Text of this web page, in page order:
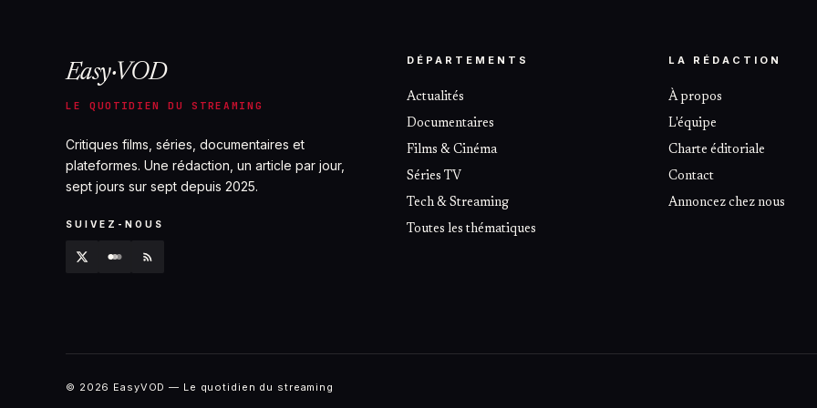
Easy·VOD
LE QUOTIDIEN DU STREAMING
Critiques films, séries, documentaires et
plateformes. Une rédaction, un article par jour,
sept jours sur sept depuis 2025.
SUIVEZ-NOUS
DÉPARTEMENTS
Actualités
Documentaires
Films & Cinéma
Séries TV
Tech & Streaming
Toutes les thématiques
LA RÉDACTION
À propos
L'équipe
Charte éditoriale
Contact
Annoncez chez nous
© 2026 EasyVOD — Le quotidien du streaming